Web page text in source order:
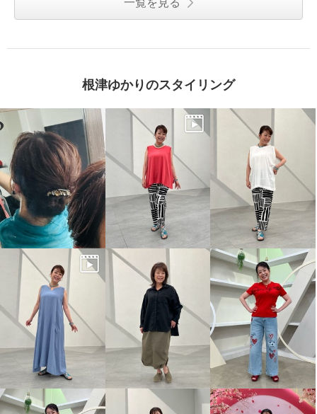
ルカシミヤブレンド 配色 ハイネ
ックプルオーバー
レッド Ｓ
¥0
ルカシミヤブレンド 配色 ハイネ
ックプルオーバー
レッド
¥0
一覧を見る
根津ゆかりのスタイリング